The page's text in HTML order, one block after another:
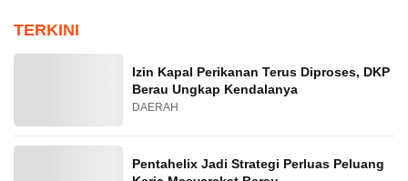
TERKINI
Izin Kapal Perikanan Terus Diproses, DKP
Berau Ungkap Kendalanya
DAERAH
Pentahelix Jadi Strategi Perluas Peluang